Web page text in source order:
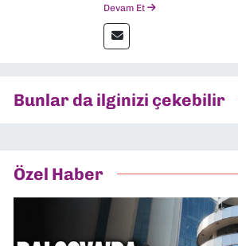
muhabir, editör, müdür
müdürü olarak görev
Gazetesi'nde editörlük
Devam Et
Bunlar da ilginizi çekebilir
Özel Haber